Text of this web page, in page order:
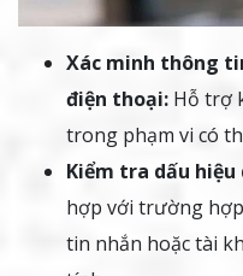
Xác minh thông
điện thoại: Hỗ trợ
trong phạm vi có
Kiểm tra dấu
hợp với trường
tin nhắn hoặc tài